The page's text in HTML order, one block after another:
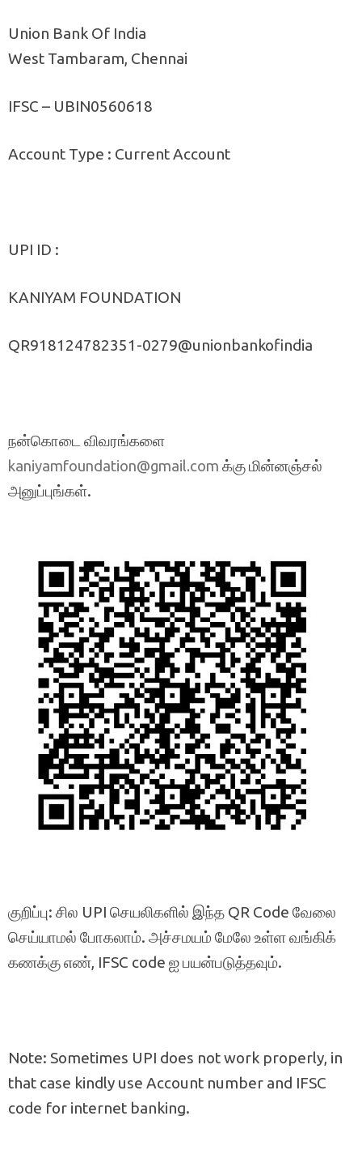
Union Bank Of India
West Tambaram, Chennai
IFSC – UBIN0560618
Account Type : Current Account
UPI ID :
KANIYAM FOUNDATION
QR918124782351-0279@unionbankofindia
நன்கொடை விவரங்களை
kaniyamfoundation@gmail.com க்கு மின்னஞ்சல்
அனுப்புங்கள்.
குறிப்பு: சில UPI செயலிகளில் இந்த QR Code வேலை
செய்யாமல் போகலாம். அச்சமயம் மேலே உள்ள வங்கிக்
கணக்கு எண், IFSC code ஐ பயன்படுத்தவும்.
Note: Sometimes UPI does not work properly, in
that case kindly use Account number and IFSC
code for internet banking.